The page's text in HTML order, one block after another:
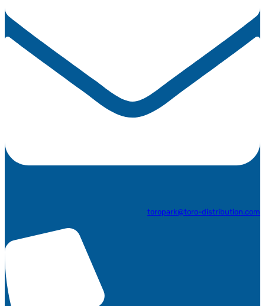
toropark@toro-distribution.com